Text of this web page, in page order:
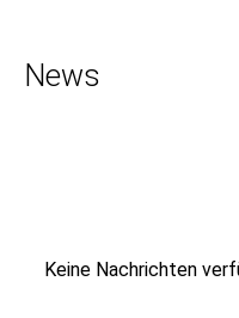
News
Keine Nachrichten